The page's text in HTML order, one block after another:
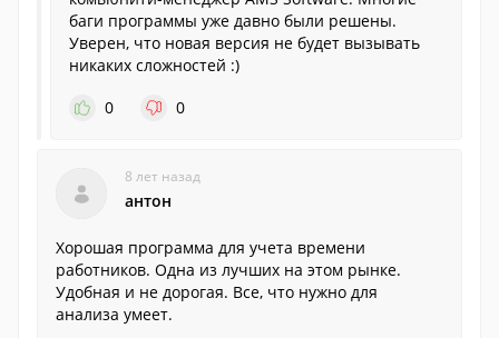
баги программы уже давно были решены.
Уверен, что новая версия не будет вызывать
никаких сложностей :)
0
0
8 лет назад
антон
Хорошая программа для учета времени
работников. Одна из лучших на этом рынке.
Удобная и не дорогая. Все, что нужно для
анализа умеет.